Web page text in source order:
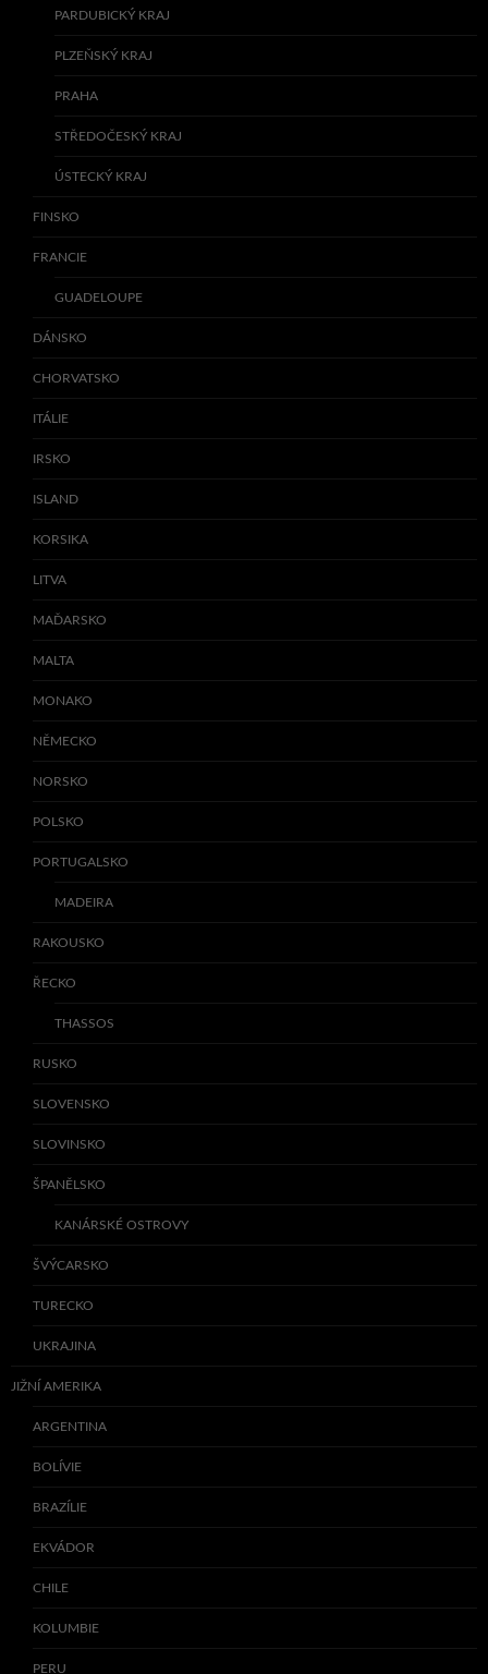
PARDUBICKÝ KRAJ
PLZEŇSKÝ KRAJ
PRAHA
STŘEDOČESKÝ KRAJ
ÚSTECKÝ KRAJ
FINSKO
FRANCIE
GUADELOUPE
DÁNSKO
CHORVATSKO
ITÁLIE
IRSKO
ISLAND
KORSIKA
LITVA
MAĎARSKO
MALTA
MONAKO
NĚMECKO
NORSKO
POLSKO
PORTUGALSKO
MADEIRA
RAKOUSKO
ŘECKO
THASSOS
RUSKO
SLOVENSKO
SLOVINSKO
ŠPANĚLSKO
KANÁRSKÉ OSTROVY
ŠVÝCARSKO
TURECKO
UKRAJINA
JIŽNÍ AMERIKA
ARGENTINA
BOLÍVIE
BRAZÍLIE
EKVÁDOR
CHILE
KOLUMBIE
PERU